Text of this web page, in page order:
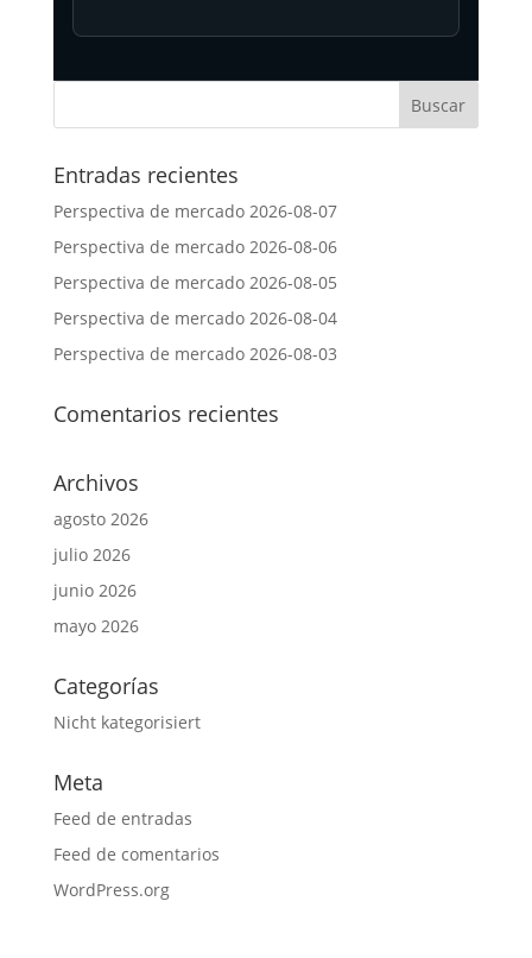
Entradas recientes
Perspectiva de mercado 2026-08-07
Perspectiva de mercado 2026-08-06
Perspectiva de mercado 2026-08-05
Perspectiva de mercado 2026-08-04
Perspectiva de mercado 2026-08-03
Comentarios recientes
Archivos
agosto 2026
julio 2026
junio 2026
mayo 2026
Categorías
Nicht kategorisiert
Meta
Feed de entradas
Feed de comentarios
WordPress.org